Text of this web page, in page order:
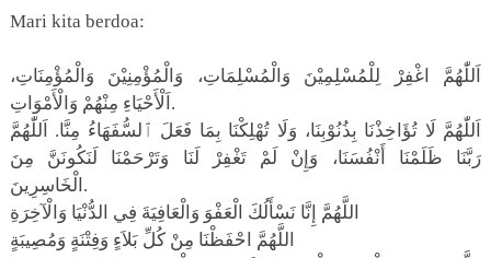
Mari kita berdoa:
اَللّٰهُمَّ اغْفِرْ لِلْمُسْلِمِيْنَ وَالْمُسْلِمَاتِ، وَالْمُؤْمِنِيْنَ وَالْمُؤْمِنَاتِ،
اَلْأَحْيَاءِ مِنْهُمْ وَالْأَمْوَاتِ.
اَللّٰهُمَّ لَا تُؤَاخِذْنَا بِذُنُوْبِنَا، وَلَا تُهْلِكْنَا بِمَا فَعَلَ ٱلسُّفَهَاءُ مِنَّا. اَللّٰهُمَّ
رَبَّنَا ظَلَمْنَا أَنْفُسَنَا، وَإِنْ لَمْ تَغْفِرْ لَنَا وَتَرْحَمْنَا لَنَكُونَنَّ مِنَ
الْخَاسِرِينَ.
اللَّهُمَّ إِنَّا نَسْأَلُكَ الْعَفْوَ وَالْعَافِيَةَ فِي الدُّنْيَا وَالْآخِرَةِ
اللَّهُمَّ احْفَظْنَا مِنْ كُلِّ بَلاَءٍ وَفِتْنَةٍ وَمُصِيبَةٍ